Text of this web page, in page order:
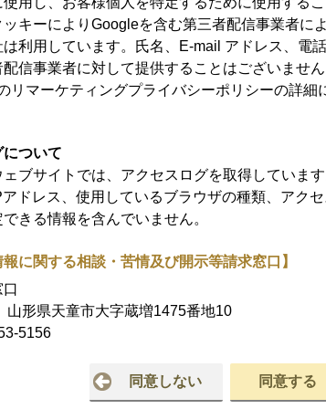
キーによりGoogleを含む第三者配信事業者に
利用しています。氏名、E-mail アドレス、電
信事業者に対して提供することはございません
リマーケティングプライバシーポリシーの詳細
ついて
ブサイトでは、アクセスログを取得していま
ドレス、使用しているブラウザの種類、アク
きる情報を含んでいません。
報に関する相談・苦情及び開示等請求窓口】
形県天童市大字蔵増1475番地10
5156
同意しない 同意する